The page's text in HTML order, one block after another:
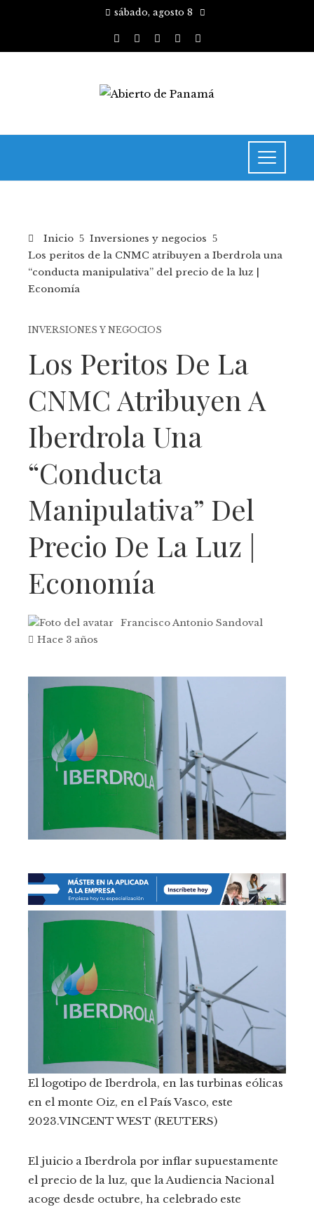
sábado, agosto 8
Inicio
Inversiones y negocios
Los peritos de la CNMC atribuyen a Iberdrola una
“conducta manipulativa” del precio de la luz |
Economía
INVERSIONES Y NEGOCIOS
Los Peritos De La
CNMC Atribuyen A
Iberdrola Una
“conducta
Manipulativa” Del
Precio De La Luz |
Economía
Francisco Antonio Sandoval
Hace 3 años
El logotipo de Iberdrola, en las turbinas eólicas
en el monte Oiz, en el País Vasco, este
2023.VINCENT WEST (REUTERS)
El juicio a Iberdrola por inflar supuestamente
el precio de la luz, que la Audiencia Nacional
acoge desde octubre, ha celebrado este